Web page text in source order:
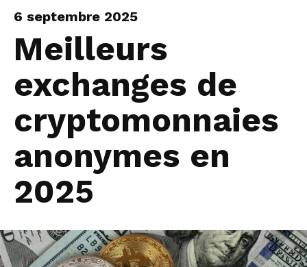
6 septembre 2025
Meilleurs
exchanges de
cryptomonnaies
anonymes en
2025